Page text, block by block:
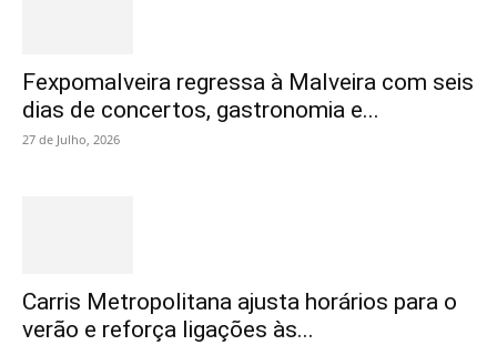
Fexpomalveira regressa à Malveira com seis
dias de concertos, gastronomia e...
27 de Julho, 2026
Carris Metropolitana ajusta horários para o
verão e reforça ligações às...